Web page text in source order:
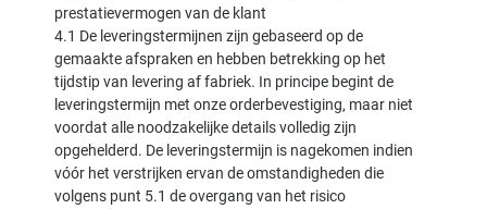
prestatievermogen van de klant
4.1 De leveringstermijnen zijn gebaseerd op de
gemaakte afspraken en hebben betrekking op het
tijdstip van levering af fabriek. In principe begint de
leveringstermijn met onze orderbevestiging, maar niet
voordat alle noodzakelijke details volledig zijn
opgehelderd. De leveringstermijn is nagekomen indien
vóór het verstrijken ervan de omstandigheden die
volgens punt 5.1 de overgang van het risico